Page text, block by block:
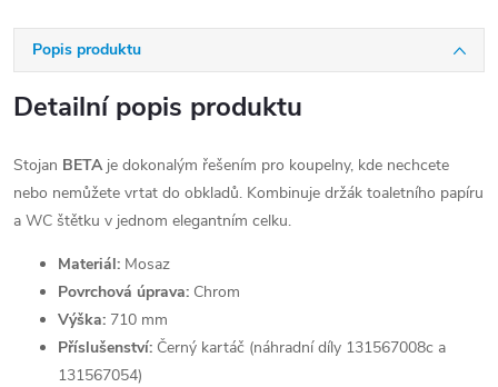
Popis produktu
Detailní popis produktu
Stojan BETAje dokonalým řešením pro koupelny, kde nechcete
nebo nemůžete vrtat do obkladů. Kombinuje držák toaletního papíru
a WC štětku v jednom elegantním celku.
Materiál: Mosaz
Povrchová úprava: Chrom
Výška: 710 mm
Příslušenství: Černý kartáč (náhradní díly 131567008c a
131567054)